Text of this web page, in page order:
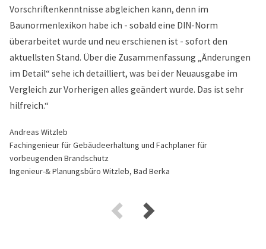
Vorschriftenkenntnisse abgleichen kann, denn im
Baunormenlexikon habe ich - sobald eine DIN-Norm
überarbeitet wurde und neu erschienen ist - sofort den
aktuellsten Stand. Über die Zusammenfassung „Änderungen
im Detail“ sehe ich detailliert, was bei der Neuausgabe im
Vergleich zur Vorherigen alles geändert wurde. Das ist sehr
hilfreich.“
Andreas Witzleb
Fachingenieur für Gebäudeerhaltung und Fachplaner für
vorbeugenden Brandschutz
Ingenieur-& Planungsbüro Witzleb, Bad Berka